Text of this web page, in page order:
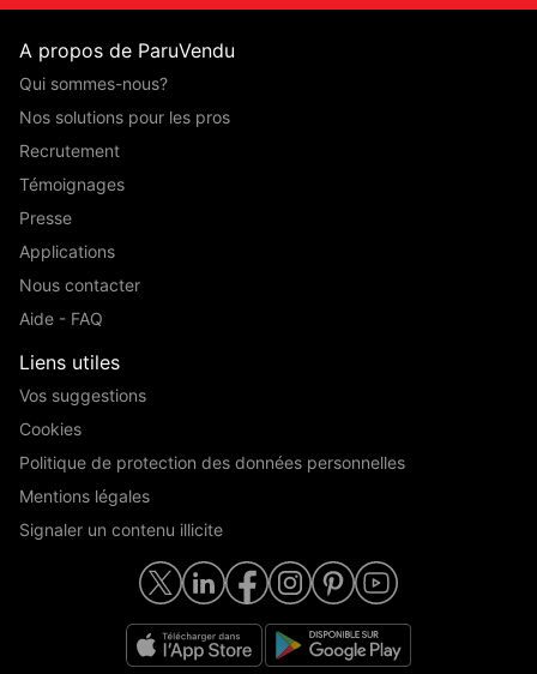
A propos de ParuVendu
Qui sommes-nous?
Nos solutions pour les pros
Recrutement
Témoignages
Presse
Applications
Nous contacter
Aide - FAQ
Liens utiles
Vos suggestions
Cookies
Politique de protection des données personnelles
Mentions légales
Signaler un contenu illicite